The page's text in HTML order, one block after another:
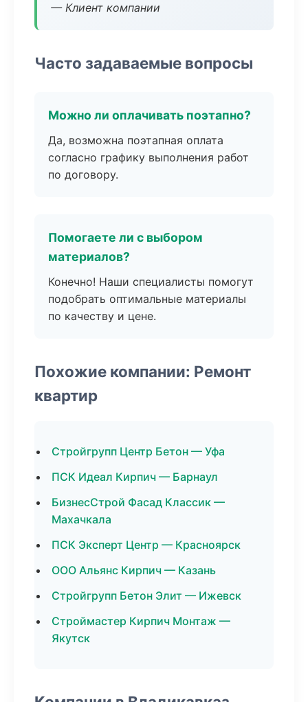
— Клиент компании
Часто задаваемые вопросы
Можно ли оплачивать поэтапно?
Да, возможна поэтапная оплата
согласно графику выполнения работ
по договору.
Помогаете ли с выбором
материалов?
Конечно! Наши специалисты помогут
подобрать оптимальные материалы
по качеству и цене.
Похожие компании: Ремонт
квартир
Стройгрупп Центр Бетон — Уфа
ПСК Идеал Кирпич — Барнаул
БизнесСтрой Фасад Классик —
Махачкала
ПСК Эксперт Центр — Красноярск
ООО Альянс Кирпич — Казань
Стройгрупп Бетон Элит — Ижевск
Строймастер Кирпич Монтаж —
Якутск